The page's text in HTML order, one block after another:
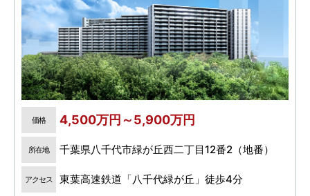
価格 4,500万円～5,900万円
所在地 千葉県八千代市緑が丘西二丁目12番2（地番）
アクセス 東葉高速鉄道「八千代緑が丘」徒歩4分